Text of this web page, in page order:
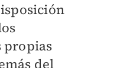
propias
del